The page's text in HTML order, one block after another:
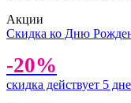
Акции
Скидка ко Дню
-20%
скидка действует 5